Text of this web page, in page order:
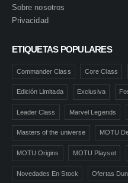
Sobre nosotros
Privacidad
ETIQUETAS POPULARES
Commander Class Core Class
Edición Limitada Exclusiva
Leader Class Marvel Legends
Masters of the universe MOTU
MOTU Origins MOTU Playset
Novedades En Stock Ofertas